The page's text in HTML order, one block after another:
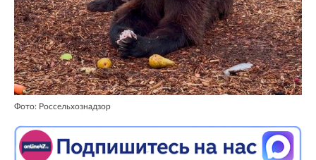
Фото: Россельхознадзор